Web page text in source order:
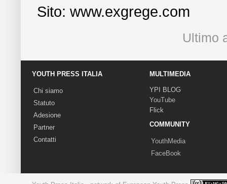
Sito: www.exgrege.com
Ultimo
YOUTH PRESS ITALIA
Chi siamo
Statuto
Adesione
Partner
Contatti
MULTIMEDIA
YPI BLOG
YouTube
Flick
COMMUNITY
YouthMedia
FaceBook